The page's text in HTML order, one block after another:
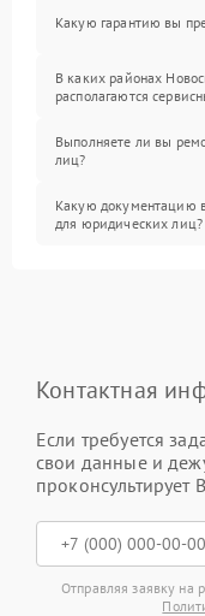
Какую гарантию вы
В каких районах
располагаются
Выполняете ли вы
лиц?
Какую документацию
для юридических лиц?
Контактная
Если требуется
свои данные и
проконсультирует
Отправляя заявку на